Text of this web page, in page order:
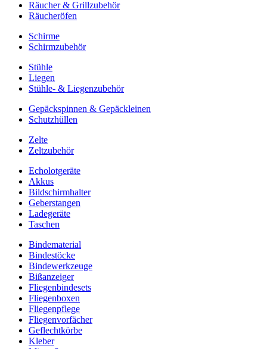
Räucher & Grillzubehör
Räucheröfen
Schirme
Schirmzubehör
Stühle
Liegen
Stühle- & Liegenzubehör
Gepäckspinnen & Gepäckleinen
Schutzhüllen
Zelte
Zeltzubehör
Echolotgeräte
Akkus
Bildschirmhalter
Geberstangen
Ladegeräte
Taschen
Bindematerial
Bindestöcke
Bindewerkzeuge
Bißanzeiger
Fliegenbindesets
Fliegenboxen
Fliegenpflege
Fliegenvorfächer
Geflechtkörbe
Kleber